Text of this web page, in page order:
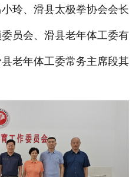
玲、滑县太极拳协会会长
员会、滑县老年体工委有
老年体工委常务主席段其